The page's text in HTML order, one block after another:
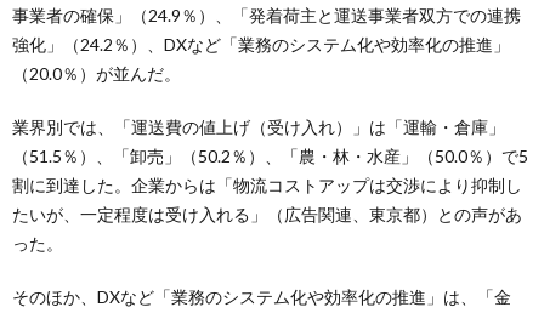
事業者の確保」（24.9％）、「発着荷主と運送事業者双方での連携
強化」（24.2％）、DXなど「業務のシステム化や効率化の推進」
（20.0％）が並んだ。
業界別では、「運送費の値上げ（受け入れ）」は「運輸・倉庫」
（51.5％）、「卸売」（50.2％）、「農・林・水産」（50.0％）で5
割に到達した。企業からは「物流コストアップは交渉により抑制し
たいが、一定程度は受け入れる」（広告関連、東京都）との声があ
った。
そのほか、DXなど「業務のシステム化や効率化の推進」は、「金